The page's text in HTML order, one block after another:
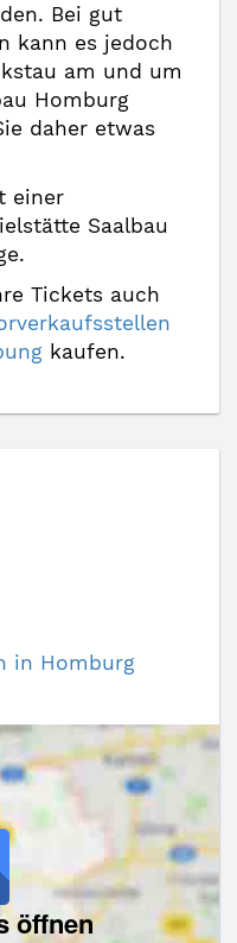
Bei gut
kann es jedoch
am und um
Homburg
daher etwas
einer
Saalbau
Tickets auch
kaufen.
in Homburg
öffnen